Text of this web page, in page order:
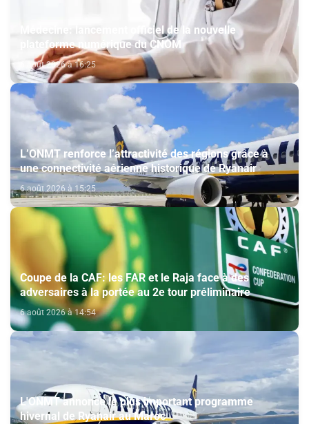
Médecine: lancement officiel de la nouvelle
plateforme numérique du CNOM
6 août 2026 à 16:25
L’ONMT renforce l’attractivité des régions grâce à
une connectivité aérienne historique de Ryanair
6 août 2026 à 15:25
Coupe de la CAF: les FAR et le Raja face à des
adversaires à la portée au 2e tour préliminaire
6 août 2026 à 14:54
L'ONMT annonce le plus important programme
hivernal de Ryanair au Maroc